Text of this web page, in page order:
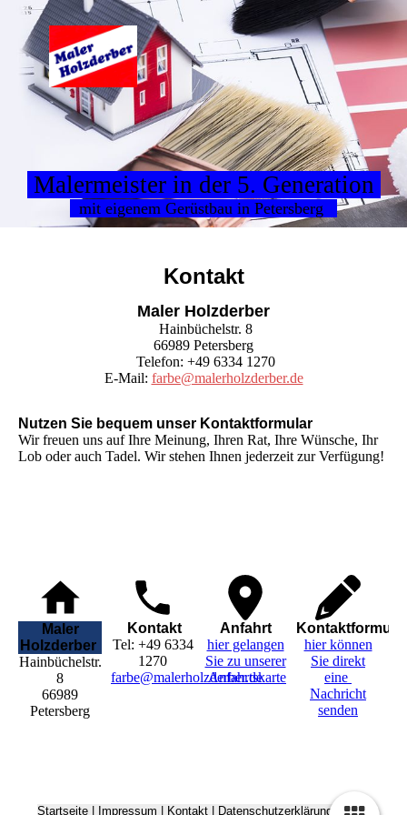
Malermeister in der 5. Generation
mit eigenem Gerüstbau in Petersberg
Kontakt
Maler Holzderber
Hainbüchelstr. 8
66989 Petersberg
Telefon: +49 6334 1270
E-Mail: farbe@malerholzderber.de
Nutzen Sie bequem unser Kontaktformular
Wir freuen uns auf Ihre Meinung, Ihren Rat, Ihre Wünsche, Ihr
Lob oder auch Tadel. Wir stehen Ihnen jederzeit zur Verfügung!
Maler
Holzderber
Hainbüchelstr.
8
66989
Petersberg
Kontakt
Tel: +49 6334
1270
farbe@malerholzderber.de
Anfahrt
hier gelangen
Sie zu unserer
Anfahrtskarte
hier können
Sie direkt
eine
Nachricht
senden
Startseite Impressum Kontakt Datenschutzerklärung Seite